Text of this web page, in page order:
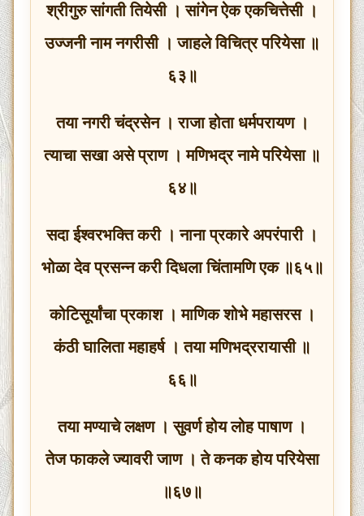
श्रीगुरु सांगती तियेसी । सांगेन ऐक एकचित्तेसी ।
उज्जनी नाम नगरीसी । जाहले विचित्र परियेसा ॥
६३॥
तया नगरी चंद्रसेन । राजा होता धर्मपरायण ।
त्याचा सखा असे प्राण । मणिभद्र नामे परियेसा ॥
६४॥
सदा ईश्वरभक्ति करी । नाना प्रकारे अपरंपारी ।
भोळा देव प्रसन्न करी दिधला चिंतामणि एक ॥६५॥
कोटिसूर्यांचा प्रकाश । माणिक शोभे महासरस ।
कंठी घालिता महाहर्ष । तया मणिभद्ररायासी ॥
६६॥
तया मण्याचे लक्षण । सुवर्ण होय लोह पाषाण ।
तेज फाकले ज्यावरी जाण । ते कनक होय परियेसा
॥६७॥